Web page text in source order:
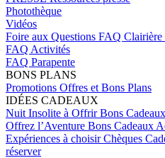
Photothèque
Vidéos
Foire aux Questions FAQ Clairière
FAQ Activités
FAQ Parapente
BONS PLANS
Promotions Offres et Bons Plans
IDÉES CADEAUX
Nuit Insolite à OffrirBons
Offrez l’Aventure Bons Cadeaux
Expériences à choisirChèques
réserver